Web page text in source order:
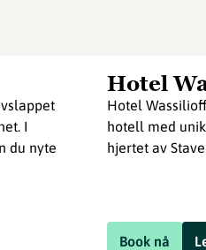
I
du nyte
Hotel
Hotel
hotell med
hjertet av
Book nå